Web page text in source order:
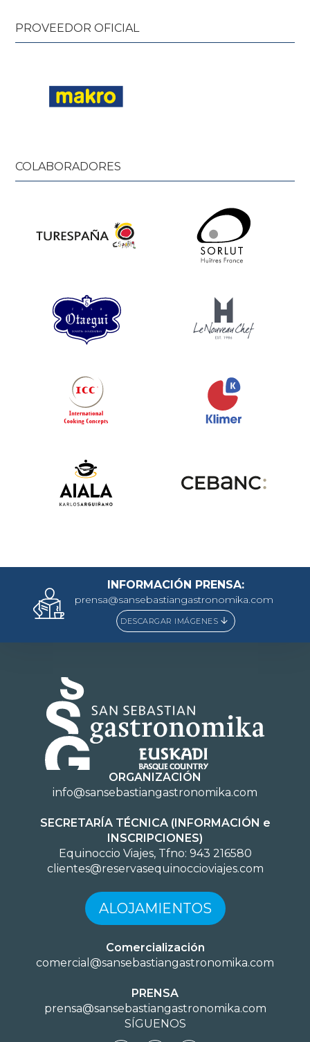
PROVEEDOR OFICIAL
COLABORADORES
INFORMACIÓN PRENSA:
prensa@sansebastiangastronomika.com
DESCARGAR IMÁGENES
ORGANIZACIÓN
info@sansebastiangastronomika.com
SECRETARÍA TÉCNICA (INFORMACIÓN e
INSCRIPCIONES)
Equinoccio Viajes, Tfno: 943 216580
clientes@reservasequinoccioviajes.com
ALOJAMIENTOS
Comercialización
comercial@sansebastiangastronomika.com
PRENSA
prensa@sansebastiangastronomika.com
SÍGUENOS